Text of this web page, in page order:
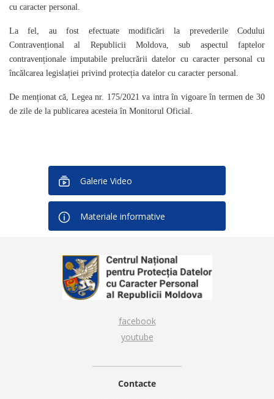
cu caracter personal.
La fel, au fost efectuate modificări la prevederile Codului
Contravențional al Republicii Moldova, sub aspectul faptelor
contravenționale imputabile prelucrării datelor cu caracter personal cu
încălcarea legislației privind protecția datelor cu caracter personal.
De menționat că, Legea nr. 175/2021 va intra în vigoare în termen de 30
de zile de la publicarea acesteia în Monitorul Oficial.
Galerie Video
Materiale informative
facebook
youtube
Contacte